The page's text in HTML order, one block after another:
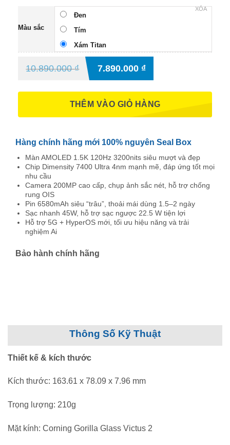
8.290.000 ₫
Màu sắc
XÓA
Đen
Tím
Xám Titan
10.890.000₫ 7.890.000 ₫
THÊM VÀO GIỎ HÀNG
Hàng chính hãng mới 100% nguyên Seal Box
Màn AMOLED 1.5K 120Hz 3200nits siêu mượt và đẹp
Chip Dimensity 7400 Ultra 4nm mạnh mẽ, đáp ứng tốt mọi
nhu cầu
Camera 200MP cao cấp, chụp ảnh sắc nét, hỗ trợ chống
rung OIS
Pin 6580mAh siêu “trâu”, thoải mái dùng 1.5–2 ngày
Sạc nhanh 45W, hỗ trợ sạc ngược 22.5 W tiện lợi
Hỗ trợ 5G + HyperOS mới, tối ưu hiệu năng và trải
nghiệm Ai
Bảo hành chính hãng
Thông Số Kỹ Thuật
Thiết kế & kích thước
Kích thước: 163.61 x 78.09 x 7.96 mm
Trọng lượng: 210g
Mặt kính: Corning Gorilla Glass Victus 2